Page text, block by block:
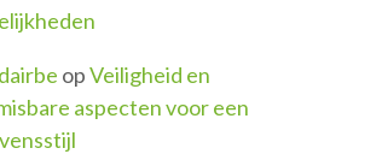
opVeiligheid en
aspecten voor een